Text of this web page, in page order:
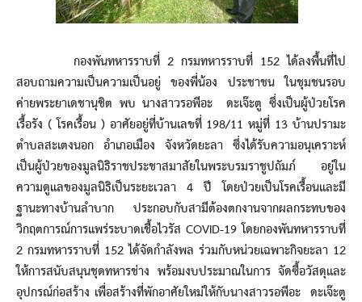
กองพันทหารราบที่ 2 กรมทหารราบที่ 152 ได้ลงพื้นที่ไป
สอบถามความเป็นความเป็นอยู่ ของพี่น้อง ประชาชน ในชุมชนรอบ
ค่ายพระยาเดชานุชิต พบ นางสาวรอพีอะ ดะเจ๊ะตู ซึ่งเป็นผู้ป่วยโรค
เรื้อรัง ( โรคเรื้อน ) อาศัยอยู่ที่บ้านเลขที่ 198/11 หมู่ที่ 13 บ้านปรามะ
ตำบลสะเตงนอก อำเภอเมือง จังหวัดยะลา ซึ่งได้รับความอนุเคราะห์
เป็นผู้ป่วยของมูลนิธิราชประชาสมาสัยในพระบรมราชูปถัมภ์ อยู่ใน
ความดูแลของมูลนิธิเป็นระยะเวลา 4 ปี โดยป่วยเป็นโรคเรื้อนและมี
ฐานะทางบ้านลำบาก ประกอบกับสามีต้องตกงานจากผลกระทบของ
วิกฤตการณ์การแพร่ระบาดเชื้อไวรัส COVID-19 โดยกองพันทหารราบที่
2 กรมทหารราบที่ 152 ได้จัดกำลังพล ร่วมกับหน่วยเฉพาะกิจยะลา 12
ให้การสนับสนุนชุดทหารช่าง พร้อมงบประมาณในการ จัดซื้อวัสดุและ
อุปกรณ์ก่อสร้าง เพื่อสร้างที่พักอาศัยใหม่ให้กับนางสาวรอพีอะ ดะเจ๊ะตู